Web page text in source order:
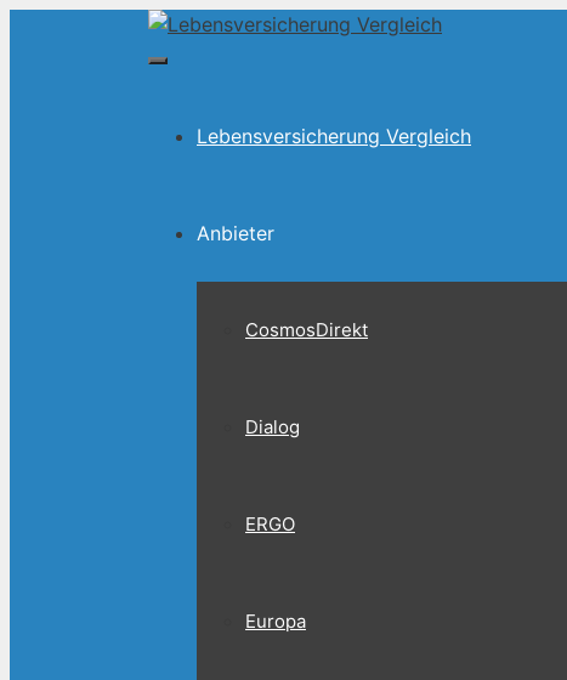
Lebensversicherung Vergleich
Anbieter
CosmosDirekt
Dialog
ERGO
Europa